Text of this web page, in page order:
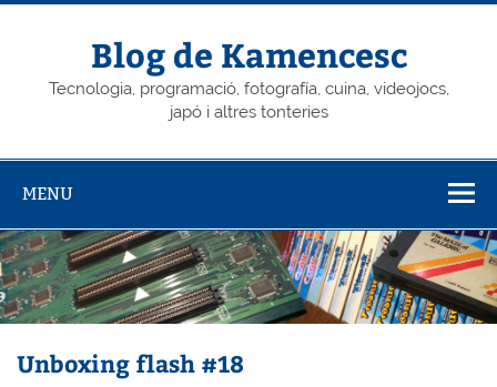
Skip
Blog de Kamencesc
Tecnologia, programació, fotografía, cuina, videojocs,
japó i altres tonteries
MENU
Unboxing flash #18